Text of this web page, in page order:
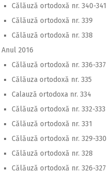
Călăuză ortodoxă nr. 340-341
Călăuză ortodoxă nr. 339
Călăuză ortodoxă nr. 338
Anul 2016
Călăuză ortodoxă nr. 336-337
Călăuza ortodoxă nr. 335
Calauză ortodoxa nr. 334
Călăuză ortodoxă nr. 332-333
Călăuză ortodoxă nr. 331
Călăuză ortodoxă nr. 329-330
Călăuză ortodoxă nr. 328
Călăuză ortodoxă nr. 326-327